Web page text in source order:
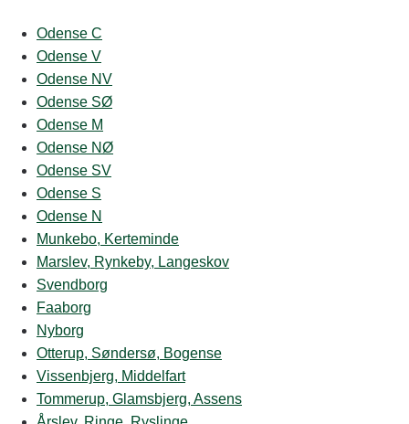
Odense C
Odense V
Odense NV
Odense SØ
Odense M
Odense NØ
Odense SV
Odense S
Odense N
Munkebo, Kerteminde
Marslev, Rynkeby, Langeskov
Svendborg
Faaborg
Nyborg
Otterup, Søndersø, Bogense
Vissenbjerg, Middelfart
Tommerup, Glamsbjerg, Assens